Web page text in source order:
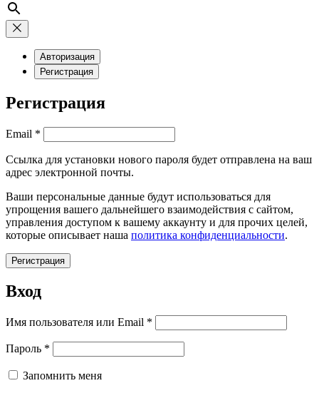
Авторизация
Регистрация
Регистрация
Email *
Ссылка для установки нового пароля будет отправлена ​​на ваш
адрес электронной почты.
Ваши персональные данные будут использоваться для
упрощения вашего дальнейшего взаимодействия с сайтом,
управления доступом к вашему аккаунту и для прочих целей,
которые описывает наша политика конфиденциальности.
Регистрация
Вход
Имя пользователя или Email *
Пароль *
Запомнить меня